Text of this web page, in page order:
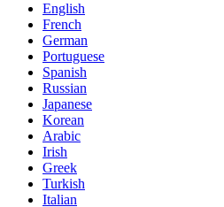
English
French
German
Portuguese
Spanish
Russian
Japanese
Korean
Arabic
Irish
Greek
Turkish
Italian